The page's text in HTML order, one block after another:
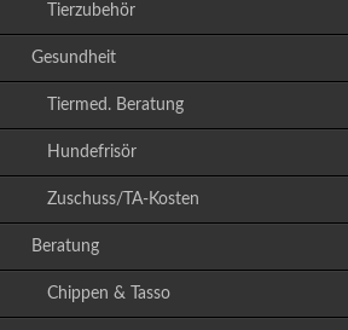
Tierzubehör
Gesundheit
Tiermed. Beratung
Hundefrisör
Zuschuss/TA-Kosten
Beratung
Chippen & Tasso